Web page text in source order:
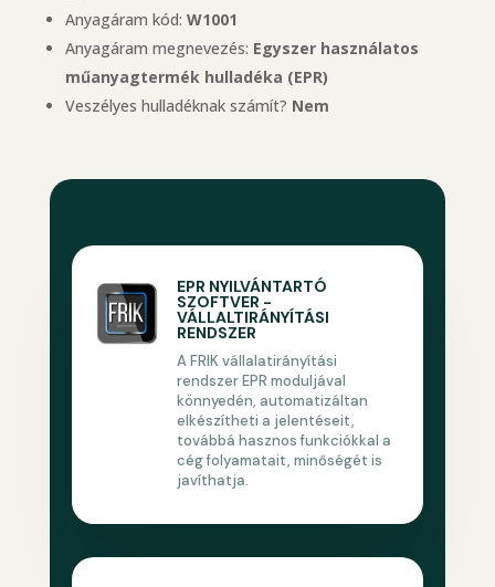
Anyagáram kód: W1001
Anyagáram megnevezés: Egyszer használatos
műanyagtermék hulladéka (EPR)
Veszélyes hulladéknak számít? Nem
EPR NYILVÁNTARTÓ
SZOFTVER -
VÁLLALTIRÁNYÍTÁSI
RENDSZER
A FRIK vállalatirányítási
rendszer EPR moduljával
könnyedén, automatizáltan
elkészítheti a jelentéseit,
továbbá hasznos funkciókkal a
cég folyamatait, minőségét is
javíthatja.